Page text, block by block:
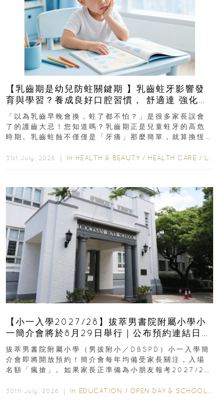
【乳齒期是幼兒防蛀關鍵期 】乳齒蛀牙影響發
育與學習？養成良好口腔習慣， 舒適達 強化琺
瑯質 兒童牙膏防護指南
「以為乳齒早晚會換，蛀了都不怕？」是很多家長誤會
了的護齒大忌！您知道嗎？乳齒期正是兒童蛀牙的高危
時期。乳齒蛀蝕不僅僅是「牙痛」那麼簡單，就算換恆
31st July, 2026 ｜ In HEALTH & BEAUTY / HEALTH CARE / LIFESTYLE
【小一入學2027/28】拔萃男書院附屬小學小
一簡介會將於8月29日舉行｜公布預約連結日期
｜更設有網上重溫
拔萃男書院附屬小學（男拔附小／DBSPD）小一入學簡
介會即將開放預約！簡介會每年均備受家長關注，入場
名額「瘋搶」。如果家長正準備為小朋友報考2027/28
30th July, 2026 ｜ In EDUCATION / OPEN DAY & SCHOOL EVENTS